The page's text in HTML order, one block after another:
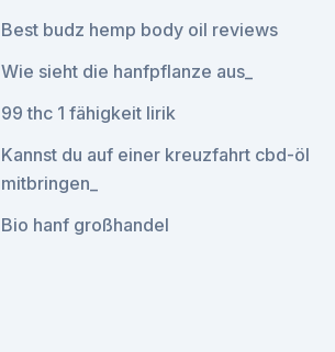
Best budz hemp body oil reviews
Wie sieht die hanfpflanze aus_
99 thc 1 fähigkeit lirik
Kannst du auf einer kreuzfahrt cbd-öl
mitbringen_
Bio hanf großhandel